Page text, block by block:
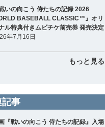
戦いの向こう 侍たちの記録 2026
BASEBALL CLASSIC™』オリ
ル特典付きムビチケ前売券 発売決定
年7月16日
もっと見る
記事
『戦いの向こう 侍たちの記録』入場